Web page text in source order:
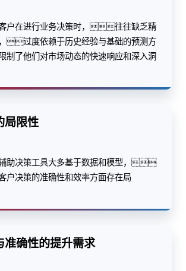
在进行业务决策时，往往缺乏精
过度依赖于历史经验与基础的预测方
了他们对市场动态的快速响应和深入洞
局限性
助决策工具大多基于数据和模型，
户决策的准确性和效率方面存在局
准确性的提升需求